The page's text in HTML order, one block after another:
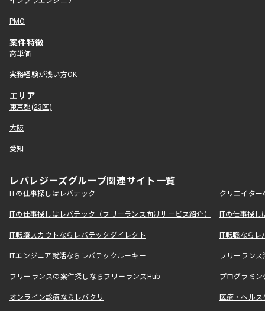
PMO
案件特徴
高単価
実務経験が浅い方OK
エリア
東京都(23区)
大阪
愛知
レバレジーズグループ関連サイト一覧
ITの仕事探しはレバテック クリエイタ
ITの仕事探しはレバテック（フリーランス向けサービス紹介） ITの仕事探
IT転職スカウトならレバテックダイレクト IT転職なら
ITエンジニア就活ならレバテックルーキー フリーラン
フリーランスの案件探しならフリーランスHub プログラミ
オンライン診療ならレバクリ 医療・ヘル